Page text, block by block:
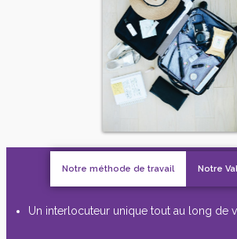
Notre méthode de travail Notre
Un interlocuteur unique tout au long de